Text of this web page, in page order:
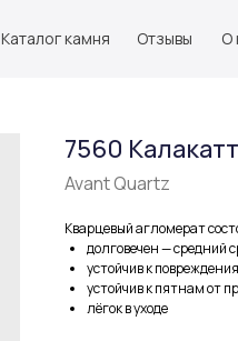
О
Отзывы
Каталог камня
7560
Avant Quartz
Кварцевый агломерат
долговечен — средний
устойчив к
устойчив к пятнам от
лёгок в уходе